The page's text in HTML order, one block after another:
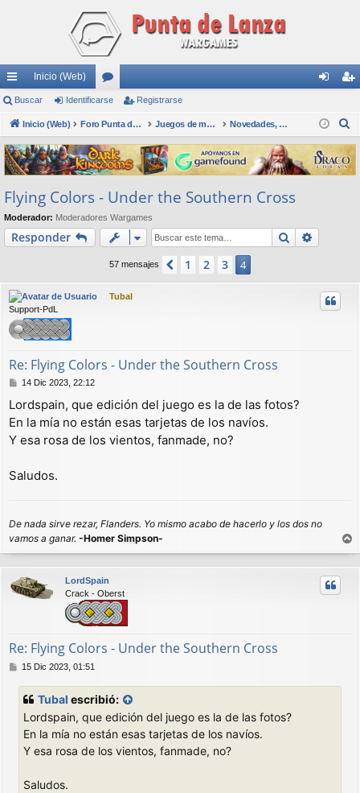
nl
ac
es
rá
pi
do
s
Inicio (Web)
or
os nti
fic
ar
ist
ra
rs
Buscar Identificarse Registrarse
Inicio (Web) Foro Punta de Lanza Wargames Juegos de mesa físicos y digitales Novedades, Wargames y Juegos en general, Dudas
s
c
Flying Colors - Under the Southern Cross
Moderador: Moderadores Wargames
Responder Buscar
57 mensajes Anterior
1 2 3 4
Tubal
Support-PdL
Re: Flying Colors - Under the Southern Cross
M
n
s
14 Dic 2023, 22:12
Lordspain, que edición del juego es la de las fotos?
En la mía no están esas tarjetas de los navíos.
Y esa rosa de los vientos, fanmade, no?
Saludos.
De nada sirve rezar, Flanders. Yo mismo acabo de hacerlo y los dos no
vamos a ganar. -Homer Simpson-
r
r
LordSpain
Crack - Oberst
Re: Flying Colors - Under the Southern Cross
M15 Dic 2023, 01:51
Tubal escribió:
Lordspain, que edición del juego es la de las fotos?
En la mía no están esas tarjetas de los navíos.
Y esa rosa de los vientos, fanmade, no?
Saludos.